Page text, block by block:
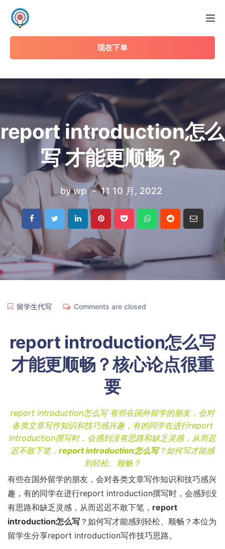
现在下单
report introduction怎么
写 才能更顺畅？
by wp 11 10 月, 2022
留学生代写 Comments are closed
report introduction怎么写
才能更顺畅？核心论点很重
要
report introduction怎么写 有些在国外留学的朋友，会对
各类文章写作知识和技巧感兴趣，有的同学在进行report
introduction撰写时，会感到没有思路和缺乏灵感，从而迟
迟不敢下笔， report introduction怎么写？如何写才能感
到轻松、顺畅？
有些在国外留学的朋友，会对各类文章写作知识和技巧感兴
趣，有的同学在进行report introduction撰写时，会感到没
有思路和缺乏灵感，从而迟迟不敢下笔， report
introduction怎么写 ？如何写才能感到轻松、顺畅？本位为
留学生分享report introduction写作技巧思路。